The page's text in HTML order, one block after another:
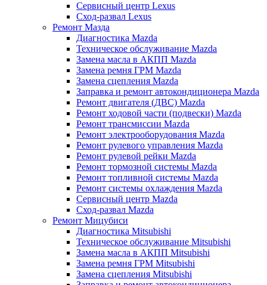
Сервисный центр Lexus
Сход-развал Lexus
Ремонт Мазда
Диагностика Mazda
Техническое обслуживание Mazda
Замена масла в АКПП Mazda
Замена ремня ГРМ Mazda
Замена сцепления Mazda
Заправка и ремонт автокондиционера Mazda
Ремонт двигателя (ДВС) Mazda
Ремонт ходовой части (подвески) Mazda
Ремонт трансмиссии Mazda
Ремонт электрооборудования Mazda
Ремонт рулевого управления Mazda
Ремонт рулевой рейки Mazda
Ремонт тормозной системы Mazda
Ремонт топливной системы Mazda
Ремонт системы охлаждения Mazda
Сервисный центр Mazda
Сход-развал Mazda
Ремонт Мицубиси
Диагностика Mitsubishi
Техническое обслуживание Mitsubishi
Замена масла в АКПП Mitsubishi
Замена ремня ГРМ Mitsubishi
Замена сцепления Mitsubishi